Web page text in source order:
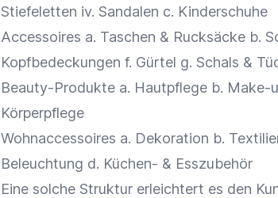
Stiefeletten iv. Sandalen c. Kinderschuhe
Accessoires a. Taschen & Rucksäcke b.
Kopfbedeckungen f. Gürtel g. Schals &
Beauty-Produkte a. Hautpflege b. Make-
Körperpflege
Wohnaccessoires a. Dekoration b.
Beleuchtung d. Küchen- & Esszubehör
Eine solche Struktur erleichtert es den